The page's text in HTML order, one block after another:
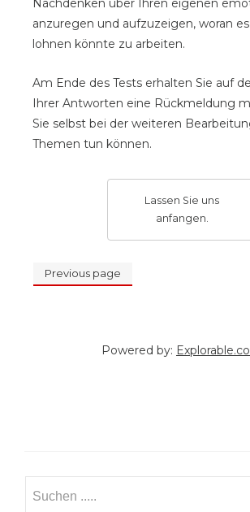
nach: